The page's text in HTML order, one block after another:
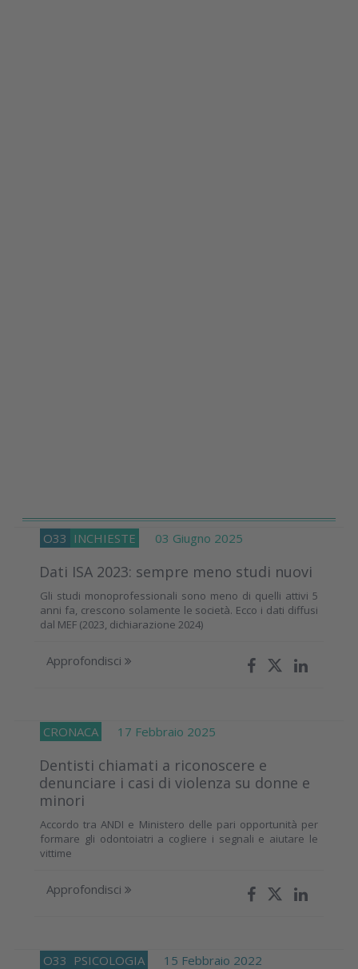
O33 INCHIESTE 03 Giugno 2025
Dati ISA 2023: sempre meno studi nuovi
Gli studi monoprofessionali sono meno di quelli attivi 5
anni fa, crescono solamente le società. Ecco i dati diffusi
dal MEF (2023, dichiarazione 2024)
Approfondisci
CRONACA 17 Febbraio 2025
Dentisti chiamati a riconoscere e
denunciare i casi di violenza su donne e
minori
Accordo tra ANDI e Ministero delle pari opportunità per
formare gli odontoiatri a cogliere i segnali e aiutare le
vittime
Approfondisci
O33 PSICOLOGIA 15 Febbraio 2022